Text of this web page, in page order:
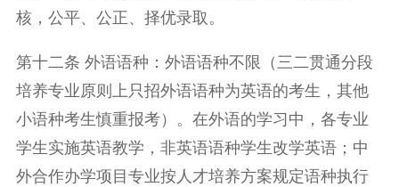
核，公平、公正、择优录取。
第十二条 外语语种：外语语种不限（三二贯通分段
培养专业原则上只招外语语种为英语的考生，其他
小语种考生慎重报考）。在外语的学习中，各专业
学生实施英语教学，非英语语种学生改学英语；中
外合作办学项目专业按人才培养方案规定语种执行